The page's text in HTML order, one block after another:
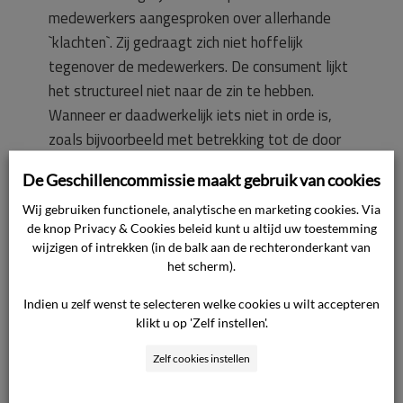
medewerkers aangesproken over allerhande
`klachten`. Zij gedraagt zich niet hoffelijk
tegenover de medewerkers. De consument lijkt
het structureel niet naar de zin te hebben.
Wanneer er daadwerkelijk iets niet in orde is,
zoals bijvoorbeeld met betrekking tot de door
de door ondernemer aangedragen oplossing.
Mede op grond van de uitlatingen van de
consument op Twitter en Facebook en naar de
redactie van een televisieprogramma, heeft de
welkom is op [naam ondernemer]. Voor zover de
consument daarover klaagt, is zij niet-
ontvankelijk in haar klacht aangezien het de
De Geschillencommissie maakt gebruik van cookies
Wij gebruiken functionele, analytische en marketing cookies. Via
de knop Privacy & Cookies beleid kunt u altijd uw toestemming
wijzigen of intrekken (in de balk aan de rechteronderkant van
het scherm).
Indien u zelf wenst te selecteren welke cookies u wilt accepteren
klikt u op 'Zelf instellen'.
Zelf cookies instellen